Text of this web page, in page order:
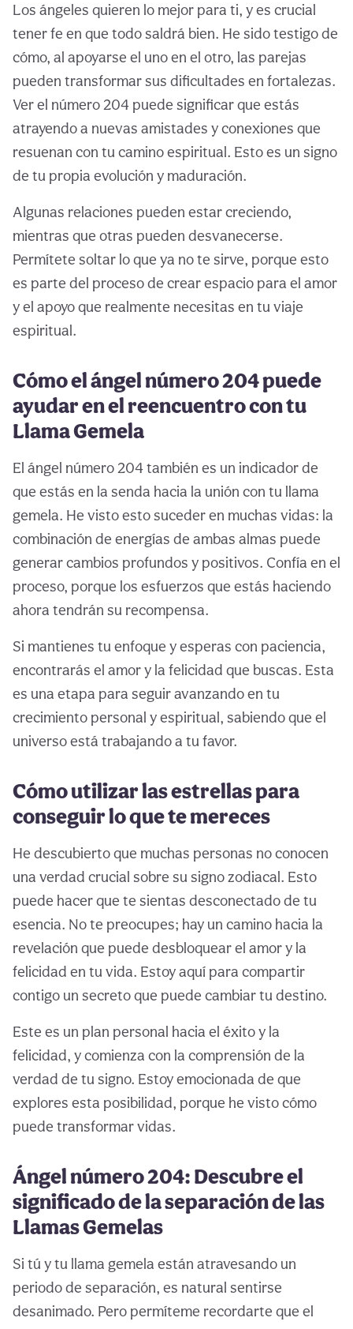
Los ángeles quieren lo mejor para ti, y es crucial
tener fe en que todo saldrá bien. He sido testigo de
cómo, al apoyarse el uno en el otro, las parejas
pueden transformar sus dificultades en fortalezas.
Ver el número 204 puede significar que estás
atrayendo a nuevas amistades y conexiones que
resuenan con tu camino espiritual. Esto es un signo
de tu propia evolución y maduración.
Algunas relaciones pueden estar creciendo,
mientras que otras pueden desvanecerse.
Permítete soltar lo que ya no te sirve, porque esto
es parte del proceso de crear espacio para el amor
y el apoyo que realmente necesitas en tu viaje
espiritual.
Cómo el ángel número 204 puede
ayudar en el reencuentro con tu
Llama Gemela
El ángel número 204 también es un indicador de
que estás en la senda hacia la unión con tu llama
gemela. He visto esto suceder en muchas vidas: la
combinación de energías de ambas almas puede
generar cambios profundos y positivos. Confía en el
proceso, porque los esfuerzos que estás haciendo
ahora tendrán su recompensa.
Si mantienes tu enfoque y esperas con paciencia,
encontrarás el amor y la felicidad que buscas. Esta
es una etapa para seguir avanzando en tu
crecimiento personal y espiritual, sabiendo que el
universo está trabajando a tu favor.
Cómo utilizar las estrellas para
conseguir lo que te mereces
He descubierto que muchas personas no conocen
una verdad crucial sobre su signo zodiacal. Esto
puede hacer que te sientas desconectado de tu
esencia. No te preocupes; hay un camino hacia la
revelación que puede desbloquear el amor y la
felicidad en tu vida. Estoy aquí para compartir
contigo un secreto que puede cambiar tu destino.
Este es un plan personal hacia el éxito y la
felicidad, y comienza con la comprensión de la
verdad de tu signo. Estoy emocionada de que
explores esta posibilidad, porque he visto cómo
puede transformar vidas.
Ángel número 204: Descubre el
significado de la separación de las
Llamas Gemelas
Si tú y tu llama gemela están atravesando un
periodo de separación, es natural sentirse
desanimado. Pero permíteme recordarte que el